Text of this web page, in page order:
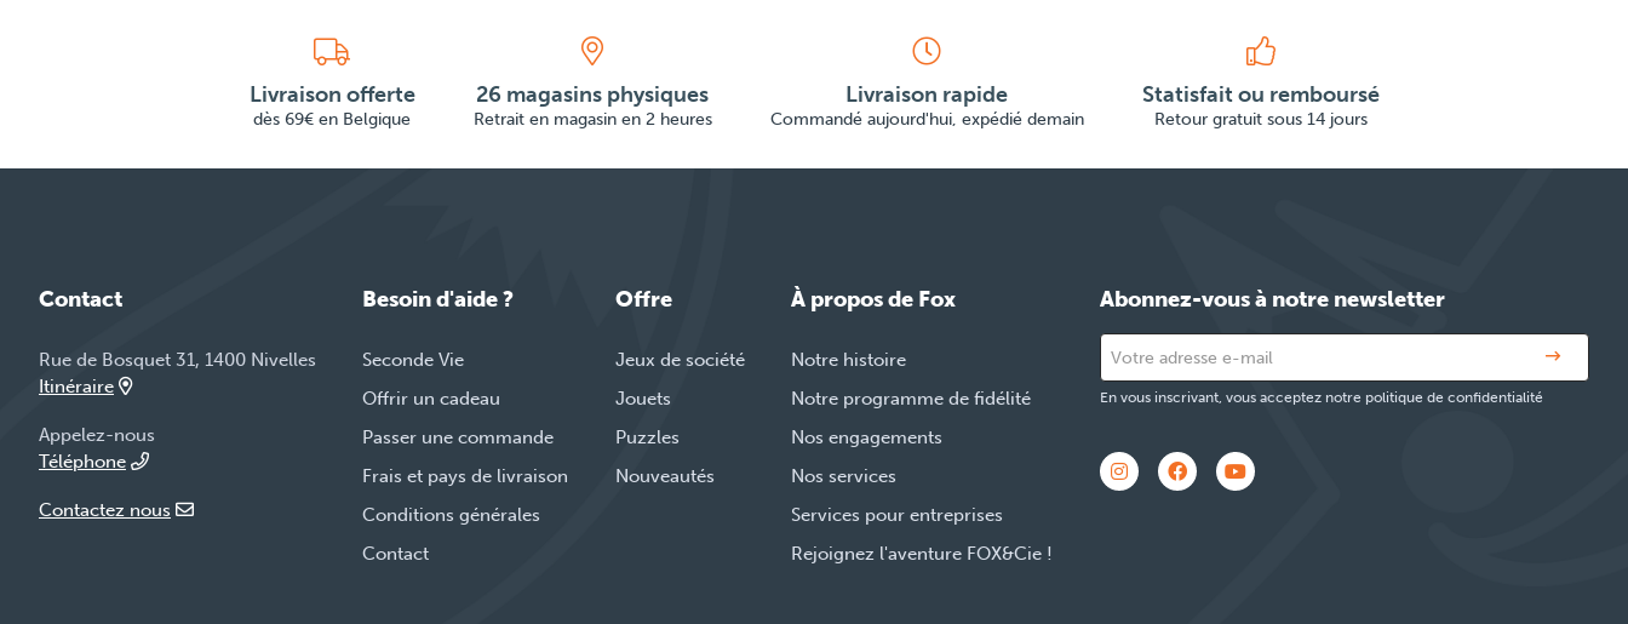
Livraison offerte
dès 69€ en Belgique
26 magasins physiques
Retrait en magasin en 2 heures
Livraison rapide
Commandé aujourd'hui, expédié demain
Statisfait ou remboursé
Retour gratuit sous 14 jours
Contact
Rue de Bosquet 31, 1400 Nivelles
Itinéraire
Appelez-nous
Téléphone
Contactez nous
Besoin d'aide ?
Seconde Vie
Offrir un cadeau
Passer une commande
Frais et pays de livraison
Conditions générales
Contact
Offre
Jeux de société
Jouets
Puzzles
Nouveautés
À propos de Fox
Notre histoire
Notre programme de fidélité
Nos engagements
Nos services
Services pour entreprises
Rejoignez l'aventure FOX&Cie !
Abonnez-vous à notre newsletter
En vous inscrivant, vous acceptez notre politique de confidentialité